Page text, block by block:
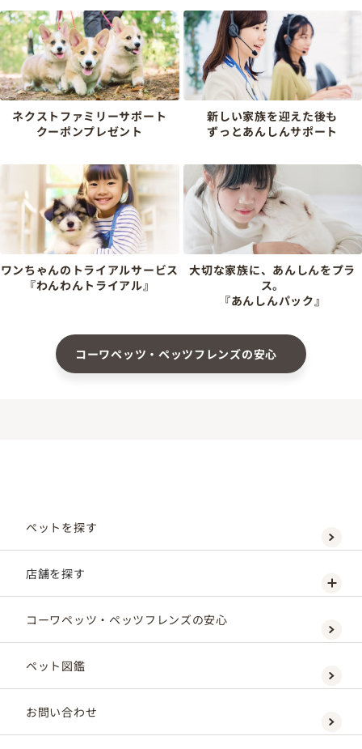
ネクストファミリーサポート
クーポンプレゼント
新しい家族を迎えた後も
ずっとあんしんサポート
ワンちゃんのトライアルサービス
『わんわんトライアル』
大切な家族に、あんしんをプラ
ス。
『あんしんパック』
コーワペッツ・ペッツフレンズの安心
ペットを探す
店舗を探す
コーワペッツ・ペッツフレンズの安心
ペット図鑑
お問い合わせ